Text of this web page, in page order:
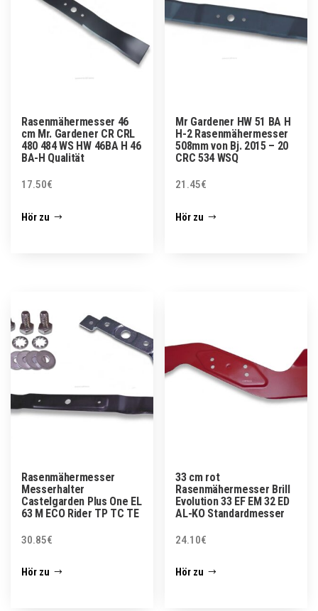
Rasenmähermesser 46
cm Mr. Gardener CR CRL
480 484 WS HW 46BA H 46
BA-H Qualität
17.50€
Hör zu
Mr Gardener HW 51 BA H
H-2 Rasenmähermesser
508mm von Bj. 2015 – 20
CRC 534 WSQ
21.45€
Hör zu
Rasenmähermesser
Messerhalter
Castelgarden Plus One EL
63 M ECO Rider TP TC TE
30.85€
Hör zu
33 cm rot
Rasenmähermesser Brill
Evolution 33 EF EM 32 ED
AL-KO Standardmesser
24.10€
Hör zu